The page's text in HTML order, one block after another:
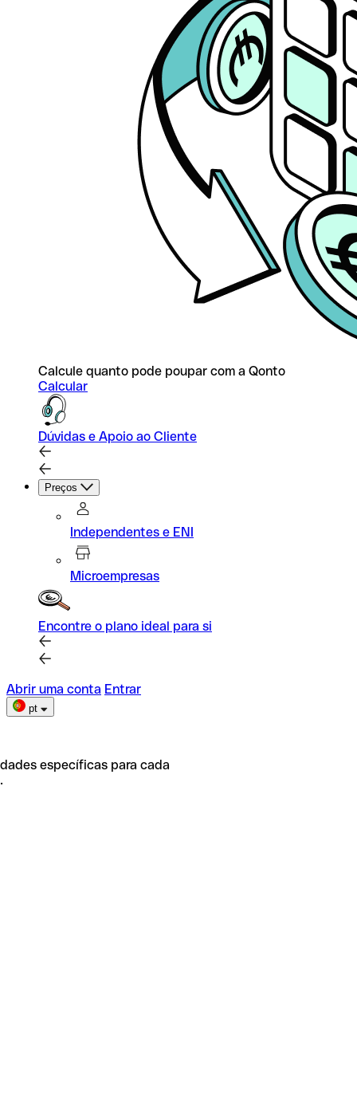
Calcule quanto pode poupar com a Qonto
Calcular
Dúvidas e Apoio ao Cliente
Preços
Independentes e ENI
Microempresas
Encontre o plano ideal para si
Abrir uma conta Entrar
pt
específicas para cada